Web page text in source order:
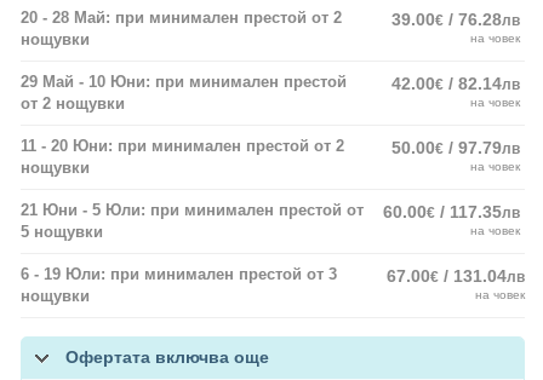
20 - 28 Май: при минимален престой от 2
нощувки
39.00€ / 76.28лв
на човек
29 Май - 10 Юни: при минимален престой
от 2 нощувки
42.00€ / 82.14лв
на човек
11 - 20 Юни: при минимален престой от 2
нощувки
50.00€ / 97.79лв
на човек
21 Юни - 5 Юли: при минимален престой от
5 нощувки
60.00€ / 117.35лв
на човек
6 - 19 Юли: при минимален престой от 3
нощувки
67.00€ / 131.04лв
на човек
Офертата включва още